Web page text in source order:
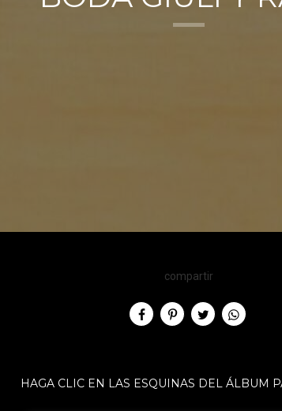
compartir
HAGA CLIC EN LAS ESQUINAS DEL ÁLBUM